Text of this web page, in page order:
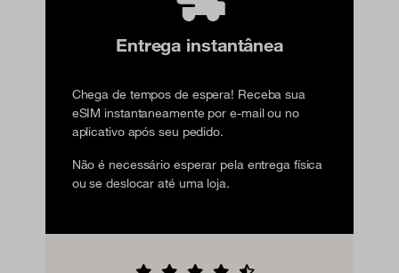
Entrega instantânea
Chega de tempos de espera! Receba sua
eSIM instantaneamente por e-mail ou no
aplicativo após seu pedido.
Não é necessário esperar pela entrega física
ou se deslocar até uma loja.